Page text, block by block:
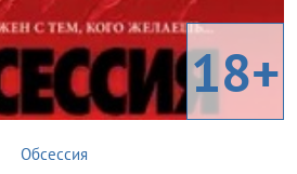
18+
Обсессия